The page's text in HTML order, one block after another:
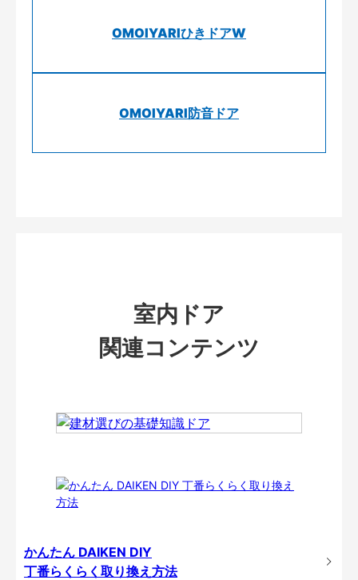
OMOIYARIひきドアW
OMOIYARI防音ドア
室内ドア
関連コンテンツ
かんたん DAIKEN DIY
丁番らくらく取り換え方法